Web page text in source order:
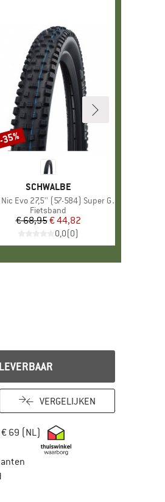
MERK
SCHWALBE
Evo 27,5'' (57-584) Super Ground FB TLE
Productgroep
Fietsband
Prijs
€ 68,95Verlaagde prijs
€ 44,82
0,0(0)
VERGELIJKEN
69 (NL) Vind hier de
de betalingsinformatie hier! Opent in